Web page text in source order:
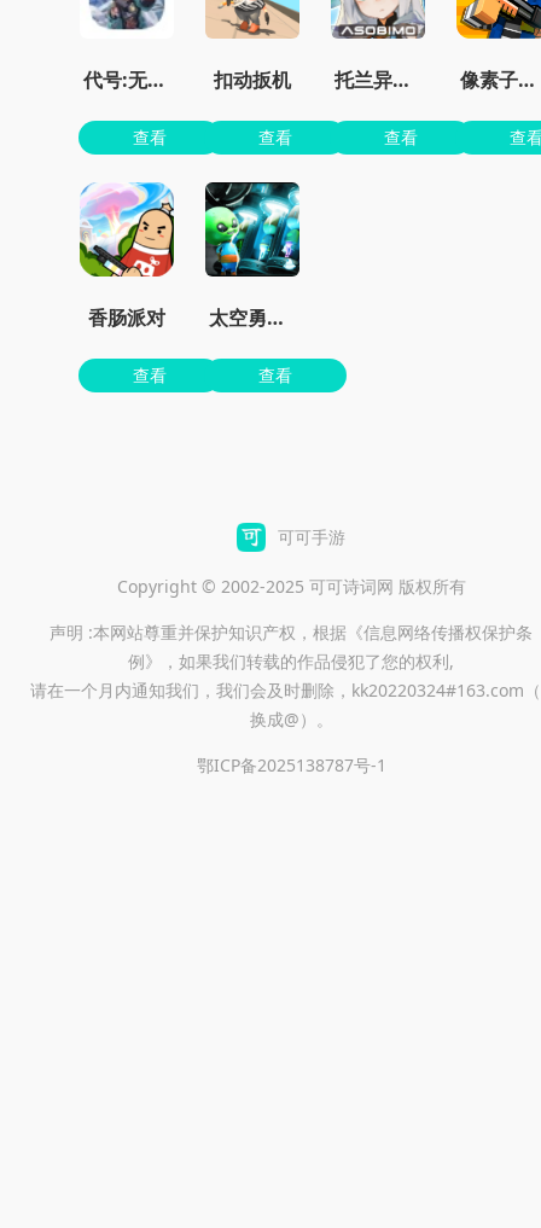
代号:无限大
查看
扣动扳机
查看
托兰异世录
查看
像素子弹无限金币版免广告
查
香肠派对
查看
太空勇士杀杀杀
查看
可可手游
Copyright © 2002-2025 可可诗词网 版权所有
声明 :本网站尊重并保护知识产权，根据《信息网络传播权保护条
例》，如果我们转载的作品侵犯了您的权利,
请在一个月内通知我们，我们会及时删除，kk20220324#163.com
换成@）。
鄂ICP备2025138787号-1